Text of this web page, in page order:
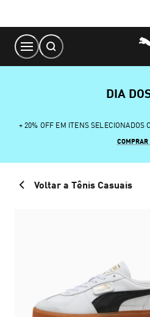
Content
DIA
+ 20% OFF EM ITENS SELECIONADOS
COMPRAR
Voltar a Tênis Casuais